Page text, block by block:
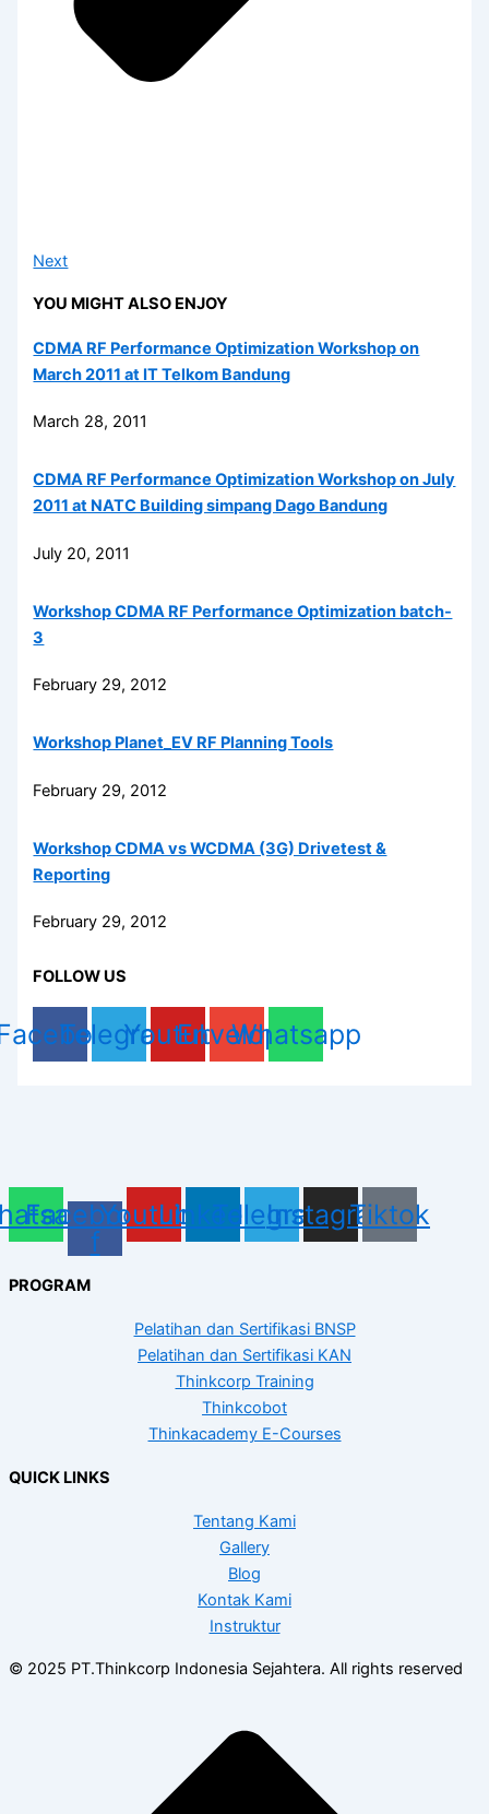
Next
YOU MIGHT ALSO ENJOY
CDMA RF Performance Optimization Workshop on
March 2011 at IT Telkom Bandung
March 28, 2011
CDMA RF Performance Optimization Workshop on July
2011 at NATC Building simpang Dago Bandung
July 20, 2011
Workshop CDMA RF Performance Optimization batch-
3
February 29, 2012
Workshop Planet_EV RF Planning Tools
February 29, 2012
Workshop CDMA vs WCDMA (3G) Drivetest &
Reporting
February 29, 2012
FOLLOW US
TelegramYoutubeEnvelope
Whatsapp
Facebook-
f
YoutubeLinkedinTelegram
Instagram
Tiktok
PROGRAM
Pelatihan dan Sertifikasi BNSP
Pelatihan dan Sertifikasi KAN
Thinkcorp Training
Thinkcobot
Thinkacademy E-Courses
QUICK LINKS
Tentang Kami
Gallery
Blog
Kontak Kami
Instruktur
© 2025 PT.Thinkcorp Indonesia Sejahtera. All rights reserved